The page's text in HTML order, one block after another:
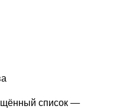
список —